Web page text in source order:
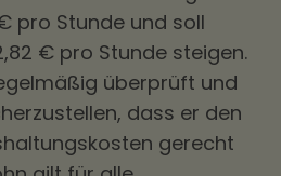
pro Stunde und soll
€ pro Stunde steigen.
überprüft und
dass er den
gerecht